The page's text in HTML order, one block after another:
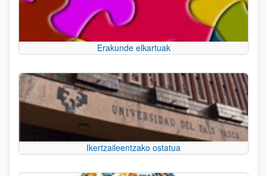
Erakunde elkartuak
Ikertzaileentzako ostatua